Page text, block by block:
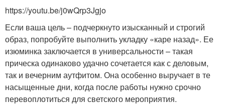
https://youtu.be/j0wQrp3Jgjo
Если ваша цель – подчеркнуто изысканный и строгий
образ, попробуйте выполнить укладку «каре назад». Ее
изюминка заключается в универсальности – такая
прическа одинаково удачно сочетается как с деловым,
так и вечерним аутфитом. Она особенно выручает в те
насыщенные дни, когда после работы нужно срочно
перевоплотиться для светского мероприятия.